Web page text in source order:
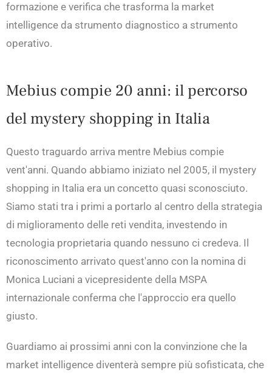
formazione e verifica che trasforma la market
intelligence da strumento diagnostico a strumento
operativo.
Mebius compie 20 anni: il percorso
del mystery shopping in Italia
Questo traguardo arriva mentre Mebius compie
vent'anni. Quando abbiamo iniziato nel 2005, il mystery
shopping in Italia era un concetto quasi sconosciuto.
Siamo stati tra i primi a portarlo al centro della strategia
di miglioramento delle reti vendita, investendo in
tecnologia proprietaria quando nessuno ci credeva. Il
riconoscimento arrivato quest'anno con la nomina di
Monica Luciani a vicepresidente della MSPA
internazionale conferma che l'approccio era quello
giusto.
Guardiamo ai prossimi anni con la convinzione che la
market intelligence diventerà sempre più sofisticata, che